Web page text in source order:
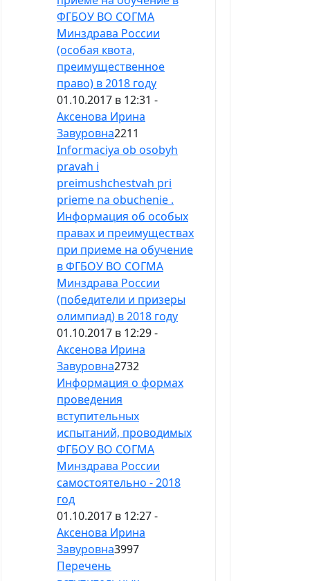
ФГБОУ ВО СОГМА
Минздрава России
(особая квота,
преимущественное
право) в 2018 году
01.10.2017 в 12:31 -
Аксенова Ирина
Завуровна2211
Informaciya ob osobyh
pravah i
preimushchestvah pri
prieme na obuchenie .
Информация об особых
правах и преимуществах
при приеме на обучение
в ФГБОУ ВО СОГМА
Минздрава России
(победители и призеры
олимпиад) в 2018 году
01.10.2017 в 12:29 -
Аксенова Ирина
Завуровна2732
Информация о формах
проведения
вступительных
испытаний, проводимых
ФГБОУ ВО СОГМА
Минздрава России
самостоятельно - 2018
год
01.10.2017 в 12:27 -
Аксенова Ирина
Завуровна3997
Перечень